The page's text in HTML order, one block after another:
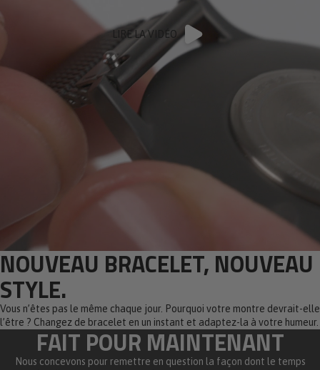
LIRE LA VIDÉO
NOUVEAU BRACELET, NOUVEAU
STYLE.
Vous n’êtes pas le même chaque jour. Pourquoi votre montre devrait-elle
l’être ? Changez de bracelet en un instant et adaptez-la à votre humeur.
FAIT POUR MAINTENANT
Nous concevons pour remettre en question la façon dont le temps